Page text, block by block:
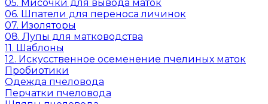
05. Мисочки для вывода маток
06. Шпатели для переноса личинок
07. Изоляторы
08. Лупы для матководства
11. Шаблоны
12. Искусственное осеменение пчелиных маток
Пробиотики
Одежда пчеловода
Перчатки пчеловода